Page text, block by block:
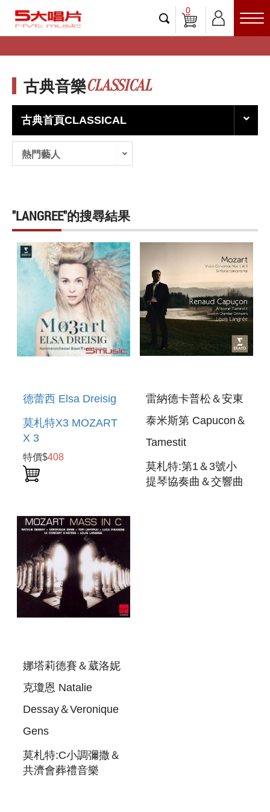
0
古典音樂CLASSICAL
古典首頁CLASSICAL
熱門藝人
"LANGREE"的搜尋結果
德蕾西 Elsa Dreisig
莫札特X3 MOZART
X 3
特價$408
雷納德卡普松＆安東
泰米斯第 Capucon＆
Tamestit
莫札特:第1＆3號小
提琴協奏曲＆交響曲
娜塔莉德賽＆葳洛妮
克瓊恩 Natalie
Dessay＆Veronique
Gens
莫札特:C小調彌撒＆
共濟會葬禮音樂